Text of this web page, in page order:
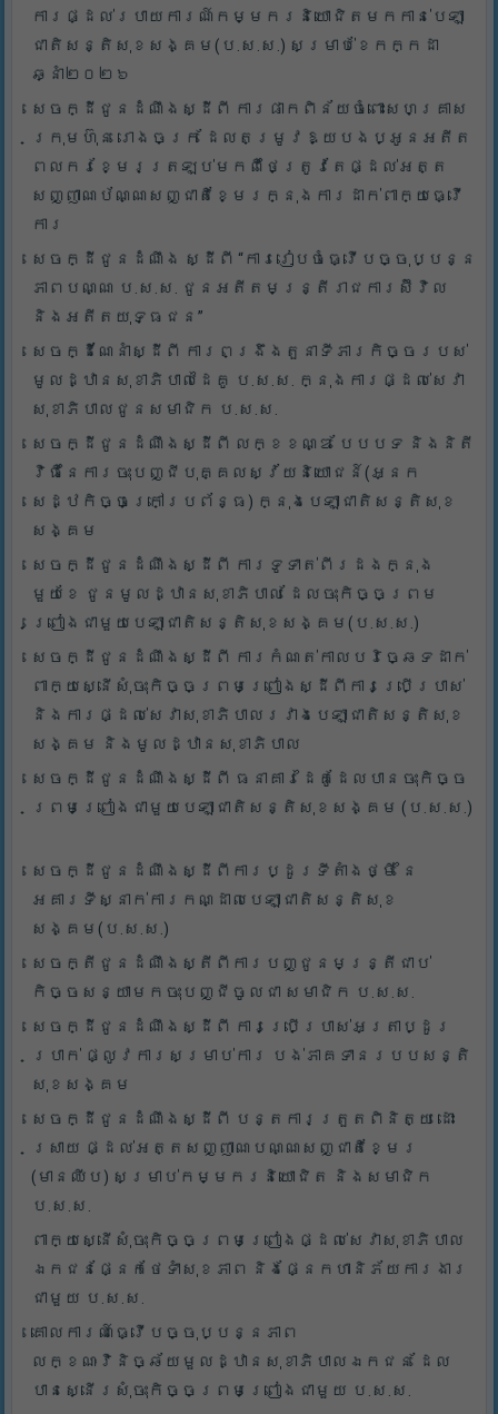
ការផ្ដល់របាយការណ៍កម្មករនិយោជិតមកកាន់បេឡា
ជាតិសន្តិសុខសង្គម(ប.ស.ស.) សម្រាប់ខែកក្កដា
ឆ្នាំ២០២៦
សេចក្ដីជូនដំណឹងស្ដីពី ការផាកពិន័យចំពោះសហគ្រាស
ក្រុមហ៊ុន រោងចក្រ ដែលតម្រូវឱ្យបងប្អូនអតីត
ពលករខ្មែរត្រឡប់មកពីថៃត្រូវតែផ្ដល់អត្ត
សញ្ញាណប័ណ្ណសញ្ជាតិខ្មែរក្នុងការដាក់ពាក្យធ្វើ
ការ
សេចក្ដីជូនដំណឹង ស្ដីពី “ការរៀបចំធ្វើបច្ចុប្បន្ន
ភាពបណ្ណ ប.ស.ស. ជូនអតីតមន្ត្រីរាជការស៊ីវិល
និងអតីតយុទ្ធជន”
សេចក្ដីណែនាំស្ដីពី ការពង្រឹងតួនាទីភារកិច្ចរបស់
មូលដ្ឋានសុខាភិបាលដៃគូ ប.­ស.ស. ក្នុងការផ្ដល់សេវា
សុខាភិបាលជូនសមាជិក ប.ស.ស.
សេចក្ដីជូនដំណឹងស្ដីពី លក្ខខណ្ឌ បែបបទ និងនិតី
វិធីនៃការចុះបញ្ជីបុគ្គលស្វ័យនិយោជន៍(អ្នក
សេដ្ឋកិច្ចក្រៅប្រព័ន្ធ) ក្នុងបេឡាជាតិសន្តិសុខ
សង្គម
សេចក្ដីជូនដំណឹងស្ដីពី ការទូទាត់ពីរដងក្នុង
មួយខែ ជូនមូលដ្ឋានសុខាភិបាល ដែលចុះកិច្ចព្រម
ព្រៀងជាមួយបេឡាជាតិសន្តិសុខសង្គម(ប.ស.ស.)
សេចក្ដីជូនដំណឹងស្ដីពី ការកំណត់កាលបរិច្ឆេទដាក់
ពាក្យស្នើសុំចុះកិច្ចព្រមព្រៀងស្ដីពីការប្រើប្រាស់
និងការផ្ដល់សេវាសុខាភិបាលរវាងបេឡាជាតិសន្តិសុខ
សង្គម និងមូលដ្ឋានសុខាភិបាល
សេចក្ដីជូនដំណឹងស្ដីពី ធនាគារដៃគូដែលបានចុះកិច្ច
ព្រមព្រៀងជាមួយបេឡាជាតិសន្តិសុខសង្គម (ប.ស.ស.)
សេចក្ដីជូនដំណឹងស្ដីពីការប្ដូរទីតាំងថ្មី នៃ
អគារទីស្នាក់ការកណ្ដាលបេឡាជាតិសន្តិសុខ
សង្គម(ប.ស.ស.)
សេចក្តីជូនដំណឹងស្តីពីការបញ្ជូនមន្រ្តីជាប់
កិច្ចសន្យាមកចុះបញ្ជីចូលជា សមាជិក ប.ស.ស.
សេចក្ដីជូនដំណឹងស្ដីពី ការប្រើប្រាស់អត្រាប្ដូរ
ប្រាក់ ផ្លូវការសម្រាប់ការ បង់ភាគទានរបបសន្តិ
សុខសង្គម
សេចក្ដីជូនដំណឹងស្ដីពី បន្តការត្រួតពិនិត្យ ដោះ
ស្រាយ ផ្ដល់អត្តសញ្ញាណបណ្ណសញ្ជាតិខ្មែរ
(មានឈីប) សម្រាប់កម្មករនិយោជិត និងសមាជិក
ប.ស.ស.
ពាក្យស្នើសុំចុះកិច្ចព្រមព្រៀងផ្ដល់សេវាសុខាភិបាល
ឯកជនផ្នែកថែទាំសុខភាព និងផ្នែកហានិភ័យការងារ
ជាមួយ ប.ស.ស.
គោលការណ៍ធ្វើបច្ចុប្បន្នភាព
លក្ខណៈវិនិច្ឆ័យមួលដ្ឋានសុខាភិបាលឯកជន ដែល
បានស្នើរសុំចុះកិច្ចព្រមព្រៀងជាមួយ ប.ស.ស.